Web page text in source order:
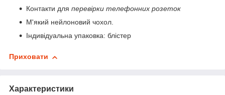
Контакти для перевірки телефонних розеток
М'який нейлоновий чохол.
Індивідуальна упаковка: блістер
Приховати
Характеристики